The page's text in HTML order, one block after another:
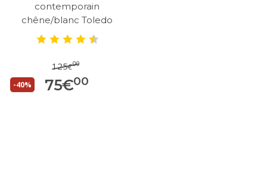
contemporain
chêne/blanc Toledo
-40%
125€00
75€00